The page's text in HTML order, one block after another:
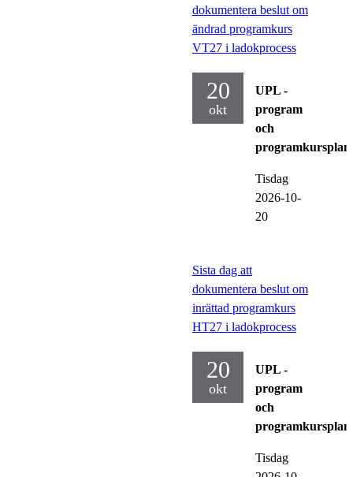
dokumentera beslut om
ändrad programkurs
VT27 i ladokprocess
20
okt
UPL -
program
och
Tisdag
2026-10-
20
Sista dag att
dokumentera beslut om
inrättad programkurs
HT27 i ladokprocess
20
okt
UPL -
program
och
Tisdag